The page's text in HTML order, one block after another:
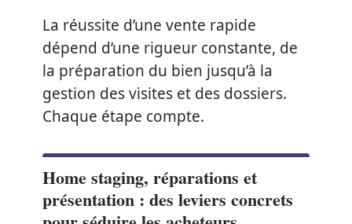
La réussite d’une vente rapide
dépend d’une rigueur constante, de
la préparation du bien jusqu’à la
gestion des visites et des dossiers.
Chaque étape compte.
Home staging, réparations et
présentation : des leviers concrets